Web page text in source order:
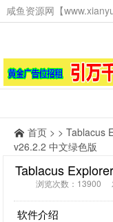
首页 > > Tablacus
v26.2.2 中文绿色版
Tablacus
浏览次数：13900
软件介绍